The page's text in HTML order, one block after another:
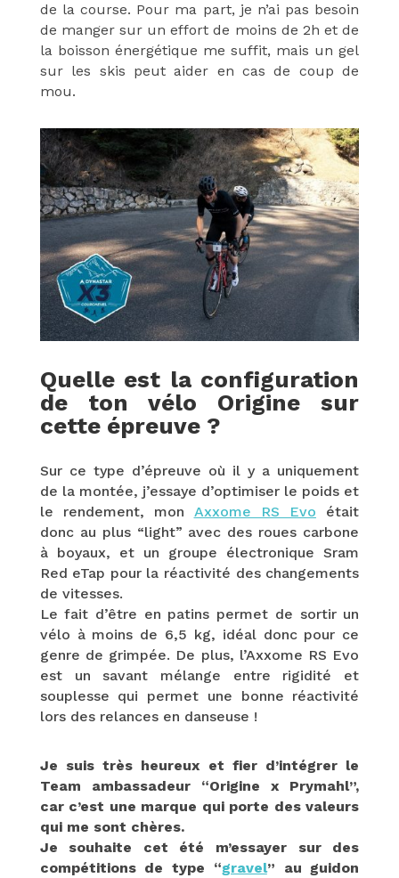
de la course. Pour ma part, je n’ai pas besoin
de manger sur un effort de moins de 2h et de
la boisson énergétique me suffit, mais un gel
sur les skis peut aider en cas de coup de
mou.
Quelle est la configuration
de ton vélo Origine sur
cette épreuve ?
Sur ce type d’épreuve où il y a uniquement
de la montée, j’essaye d’optimiser le poids et
le rendement, mon Axxome RS Evo était
donc au plus “light” avec des roues carbone
à boyaux, et un groupe électronique Sram
Red eTap pour la réactivité des changements
de vitesses.
Le fait d’être en patins permet de sortir un
vélo à moins de 6,5 kg, idéal donc pour ce
genre de grimpée. De plus, l’Axxome RS Evo
est un savant mélange entre rigidité et
souplesse qui permet une bonne réactivité
lors des relances en danseuse !
Je suis très heureux et fier d’intégrer le
Team ambassadeur “Origine x Prymahl”,
car c’est une marque qui porte des valeurs
qui me sont chères.
Je souhaite cet été m’essayer sur des
compétitions de type “gravel” au guidon